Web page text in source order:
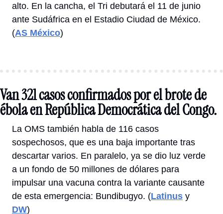
alto. En la cancha, el Tri debutará el 11 de junio
ante Sudáfrica en el Estadio Ciudad de México.
(AS México)
Van 321 casos confirmados por el brote de
ébola en República Democrática del Congo.
La OMS también habla de 116 casos
sospechosos, que es una baja importante tras
descartar varios. En paralelo, ya se dio luz verde
a un fondo de 50 millones de dólares para
impulsar una vacuna contra la variante causante
de esta emergencia: Bundibugyo. (Latinus
DW)